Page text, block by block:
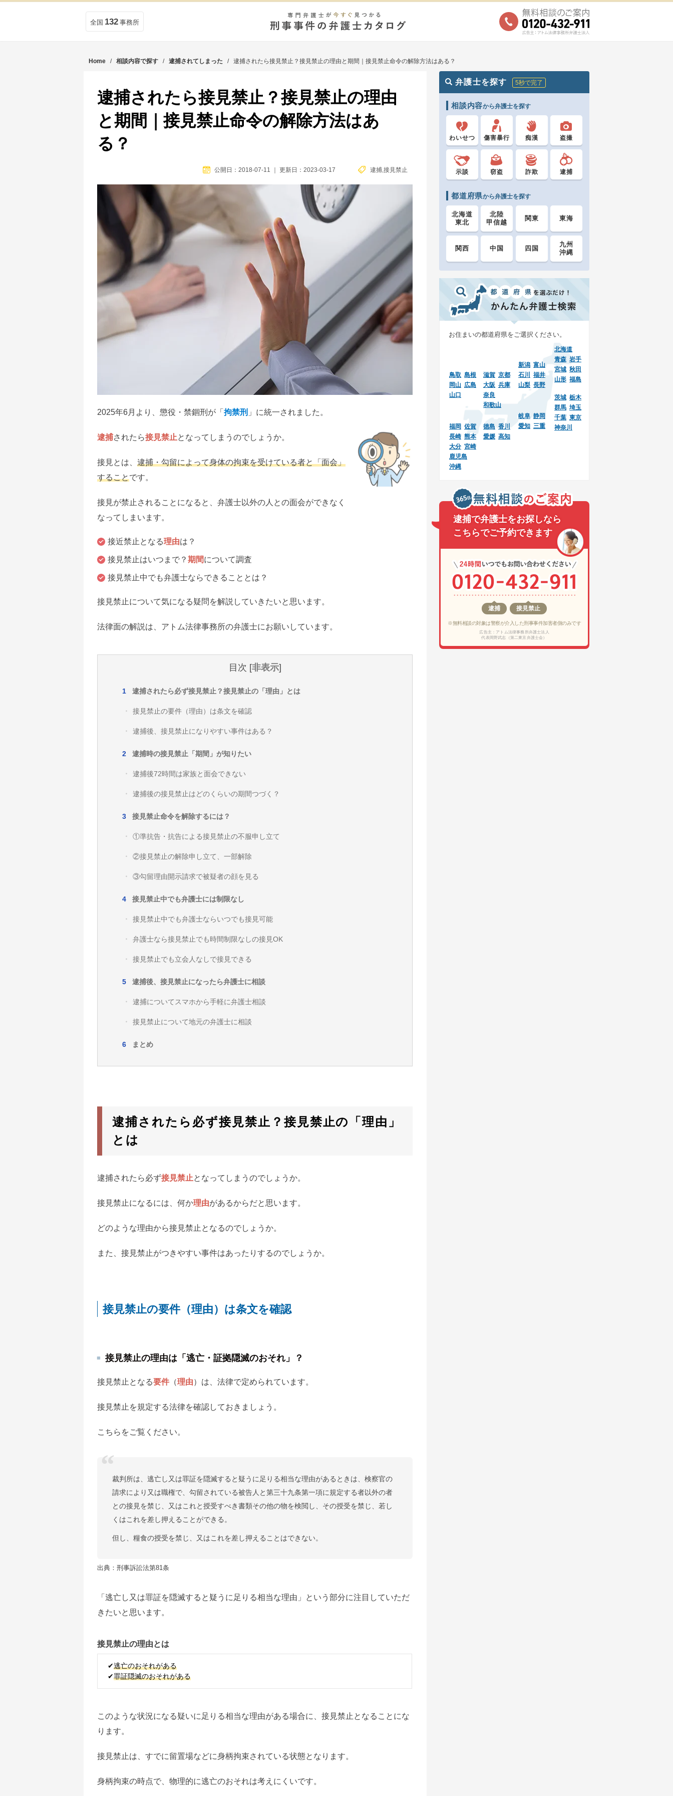
全国 132 事務所
Home / 相談内容で探す / 逮捕されてしまった / 逮捕されたら接見禁止？接見禁止の理由と期間｜接見禁止命令の解除方法はある？
逮捕されたら接見禁止？接見禁止の理由
と期間｜接見禁止命令の解除方法はあ
る？
公開日：2018-07-11 更新日：2023-03-17 逮捕 ,接見禁止
2025年6月より、懲役・禁錮刑が「拘禁刑 」に統一されました。
逮捕されたら接見禁止となってしまうのでしょうか。
接見とは、逮捕・勾留によって身体の拘束を受けている者と「面会」
することです。
接見が禁止されることになると、弁護士以外の人との面会ができなく
なってしまいます。
接近禁止となる理由は？
接見禁止はいつまで？期間について調査
接見禁止中でも弁護士ならできることとは？
接見禁止について気になる疑問を解説していきたいと思います。
法律面の解説は、アトム法律事務所の弁護士にお願いしています。
目次 [非表示]
逮捕されたら必ず接見禁止？接見禁止の「理由」とは
接見禁止の要件（理由）は条文を確認
逮捕後、接見禁止になりやすい事件はある？
逮捕時の接見禁止「期間」が知りたい
逮捕後72時間は家族と面会できない
逮捕後の接見禁止はどのくらいの期間つづく？
接見禁止命令を解除するには？
①準抗告・抗告による接見禁止の不服申し立て
②接見禁止の解除申し立て、一部解除
③勾留理由開示請求で被疑者の顔を見る
接見禁止中でも弁護士には制限なし
接見禁止中でも弁護士ならいつでも接見可能
弁護士なら接見禁止でも時間制限なしの接見OK
接見禁止でも立会人なしで接見できる
逮捕後、接見禁止になったら弁護士に相談
逮捕についてスマホから手軽に弁護士相談
接見禁止について地元の弁護士に相談
まとめ
逮捕されたら必ず接見禁止？接見禁止の「理由」
とは
逮捕されたら必ず接見禁止となってしまうのでしょうか。
接見禁止になるには、何か理由があるからだと思います。
どのような理由から接見禁止となるのでしょうか。
また、接見禁止がつきやすい事件はあったりするのでしょうか。
接見禁止の要件（理由）は条文を確認
接見禁止の理由は「逃亡・証拠隠滅のおそれ」？
接見禁止となる要件 （理由）は、法律で定められています。
接見禁止を規定する法律を確認しておきましょう。
こちらをご覧ください。
裁判所は、逃亡し又は罪証を隠滅すると疑うに足りる相当な理由があるときは、検察官の
請求により又は職権で、勾留されている被告人と第三十九条第一項に規定する者以外の者
との接見を禁じ、又はこれと授受すべき書類その他の物を検閲し、その授受を禁じ、若し
くはこれを差し押えることができる。
但し、糧食の授受を禁じ、又はこれを差し押えることはできない。
出典：刑事訴訟法第81条
「逃亡し又は罪証を隠滅すると疑うに足りる相当な理由」という部分に注目していただ
きたいと思います。
接見禁止の理由とは
✔逃亡のおそれがある
✔罪証隠滅のおそれがある
このような状況になる疑いに足りる相当な理由がある場合に、接見禁止となることにな
ります。
接見禁止は、すでに留置場などに身柄拘束されている状態となります。
身柄拘束の時点で、物理的に逃亡のおそれは考えにくいです。
弁護士を探す 5秒で完了
相談内容から弁護士を探す
わいせつ 傷害暴行 痴漢 盗撮
示談 窃盗 詐欺 逮捕
都道府県から弁護士を探す
北海道
東北
北陸
甲信越
関東 東海
関西 中国 四国
九州
沖縄
お住まいの都道府県をご選択ください。
北海道
青森 岩手
宮城 秋田
山形 福島
新潟 富山
石川
福井
山梨 長野
茨城 栃木
群馬 埼玉
千葉 東京
神奈川
岐阜 静岡
愛知 三重
滋賀 京都
大阪 兵庫
奈良
和歌山
鳥取 島根
岡山 広島
山口
徳島 香川
愛媛 高知
福岡
佐賀
長崎 熊本
大分 宮崎
鹿児島
沖縄
逮捕で弁護士をお探しなら
こちらでご予約できます
逮捕 接見禁止
※無料相談の対象は警察が介入した刑事事件加害者側のみです
広告主：アトム法律事務所弁護士法人
代表岡野武志（第二東京弁護士会）